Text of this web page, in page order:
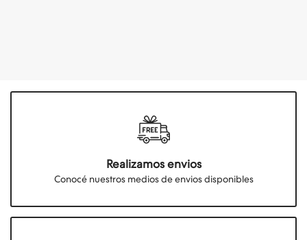
Realizamos envios
Conocé nuestros medios de envios disponibles